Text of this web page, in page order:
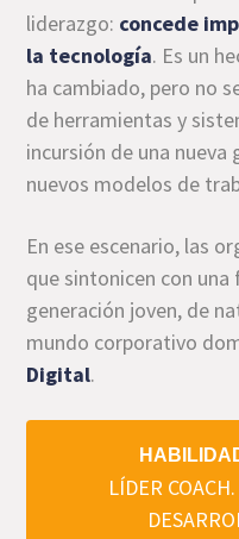
liderazgo: concede
la tecnología. Es un
ha cambiado, pero no
de herramientas y
incursión de una
nuevos modelos de
En ese escenario, las
que sintonicen con una
generación joven, de
mundo corporativo
Digital.
LÍDER